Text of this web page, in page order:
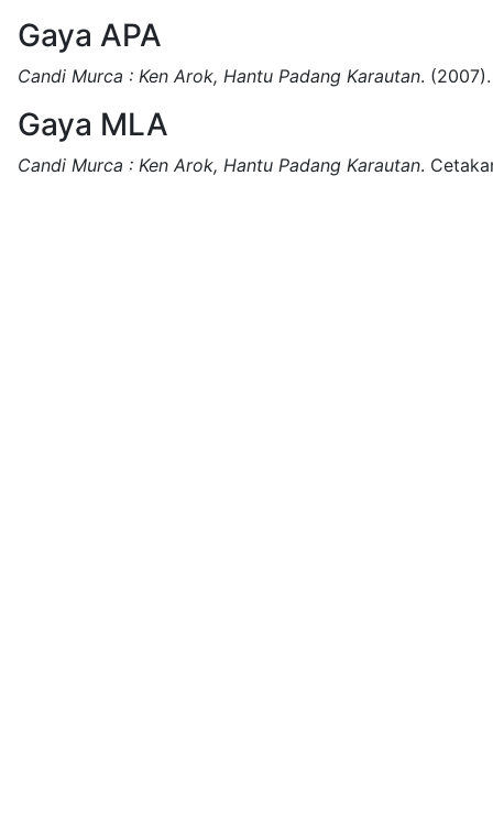
Gaya APA
Candi Murca : Ken Arok, Hantu Padang Karautan. (2007).
Gaya MLA
Candi Murca : Ken Arok, Hantu Padang Karautan.